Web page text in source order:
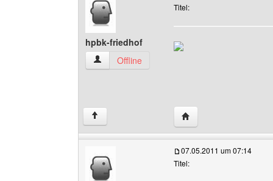
hpbk-friedhof
hpbk-friedhof Benutzer-Profile anzeigen
Offline
Titel:
↑ Website dieses
07.05.2011 um 07:14
Titel: